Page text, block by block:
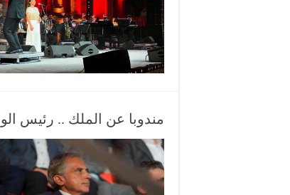
مندوبا عن الملك .. رئيس